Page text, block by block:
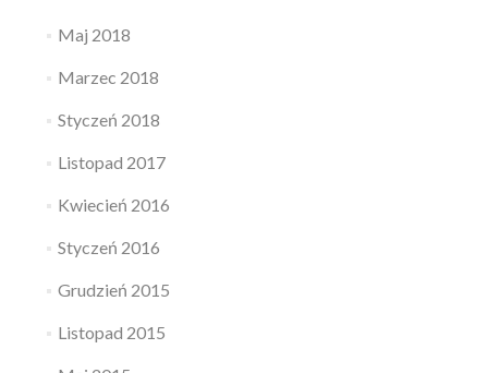
Maj 2018
Marzec 2018
Styczeń 2018
Listopad 2017
Kwiecień 2016
Styczeń 2016
Grudzień 2015
Listopad 2015